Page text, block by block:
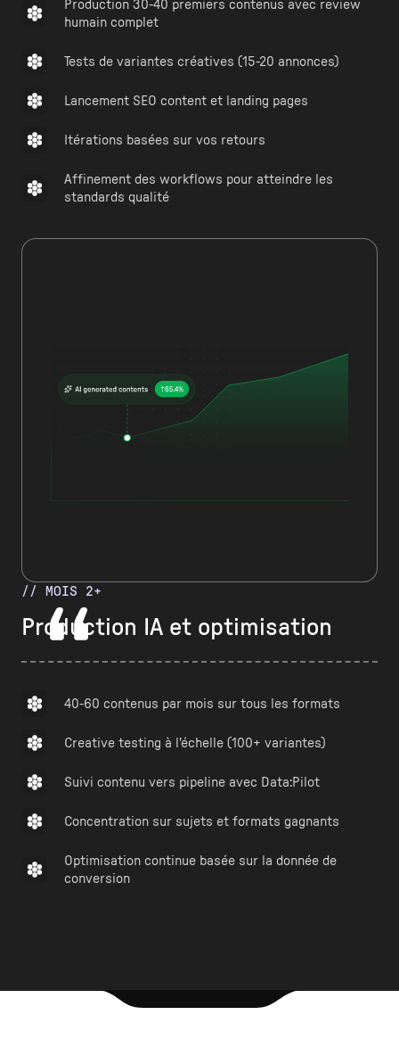
Production 30-40 premiers contenus avec review
humain complet
Tests de variantes créatives (15-20 annonces)
Lancement SEO content et landing pages
Itérations basées sur vos retours
Affinement des workflows pour atteindre les
standards qualité
// MOIS 2+
Production IA et optimisation
40-60 contenus par mois sur tous les formats
Creative testing à l'échelle (100+ variantes)
Suivi contenu vers pipeline avec Data:Pilot
Concentration sur sujets et formats gagnants
Optimisation continue basée sur la donnée de
conversion